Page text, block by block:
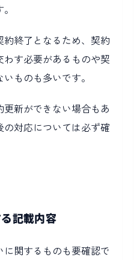
終了となるため、契約
す必要があるものや契
ものも多いです。
新ができない場合もあ
対応については必ず確
記載内容
関するものも要確認で